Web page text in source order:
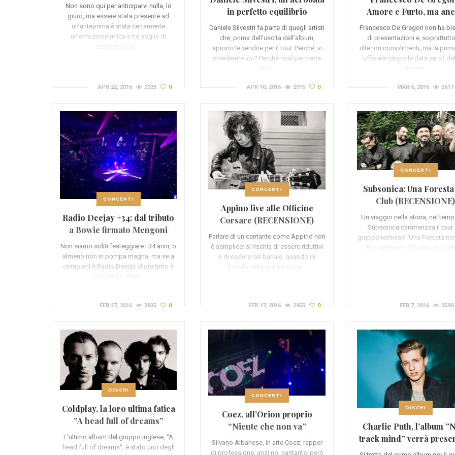
Non sono qui per anticiparvi nulla, lo
giuro, ma essere stata presente ad
un’anteprima è stata certamente
un’emozione unica e ho voglia di
raccontarvi un…
APR 22, 2016 2223 0
in perfetto equilibrio
(RECENSIONE)
Daniele Silvestri fa parte di quegli artisti
che, prima dell’uscita dell’album,
aprono le vendite per il tour. Perché, vi
chiederete voi? Perché così permette
APR 10, 2016 2915 0
Amore e Furto, ma
tanta musica
Francesco De Gregori non ha
di presentazioni e,
ulteriori complimenti; ma la
ufficiale (dopo la data zero)
“Amore…
MAR 6, 2016 2617
CONCERTI
Radio Deejay +34: dal tributo
a Bowie firmato Mengoni
Elisa a Laura Pausini
(RECENSIONE)
Non siamo soliti festeggiare i 34 anni, o
almeno non in pompa magna, ma se a
compierli è Radio Deejay allora tutto è
concesso. “One…
FEB 27, 2016 2835 0
CONCERTI
Appino live alle Officine
Corsare (RECENSIONE)
Parlare di un cantante come Appino non
è semplice: si rischia di essere riduttivi
e di cadere nel banale, quando di
FEB 17, 2016 2955 0
CONCERTI
Subsonica: Una
Club (RECENSIONE)
Un viaggio nella storia, nel
Subsonica caratterizza il tour
gruppo torinese “Una Foresta nei
Per celebrare i 20 anni di
FEB 7, 2016 2590
DISCHI
Coldplay, la loro ultima fatica
”A head full of dreams”
(RECENSIONE)
L’ultimo album del gruppo inglese, “A
head full of dreams“, è stato uno degli
CONCERTI
Coez, all’Orion proprio
“Niente che non va”
(RECENSIONE)
Silvano Albanese, in arte Coez, rapper
di professione, anzi no, cantante, però
DISCHI
Charlie Puth, l’album
track mind” verrà
a Milano (VIDEO)